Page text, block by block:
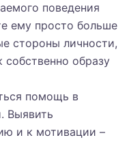
поведения
ему просто больше
стороны личности,
образу
помощь в
Выявить
и к мотивации –